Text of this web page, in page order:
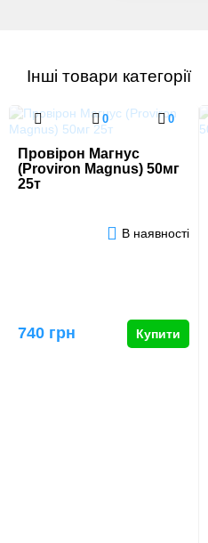
Інші товари категорії
0 0
Провірон Магнус
(Proviron Magnus) 50мг
25т
В наявності
740 грн Купити